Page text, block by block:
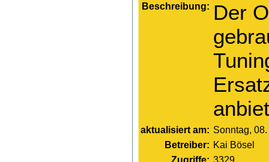
Beschreibung: Der
aktualisiert am: Sonntag,
Betreiber: Kai Bösel
Zugriffe: 3329